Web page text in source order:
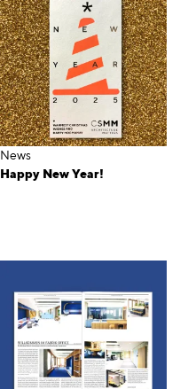
News
Happy New Year!